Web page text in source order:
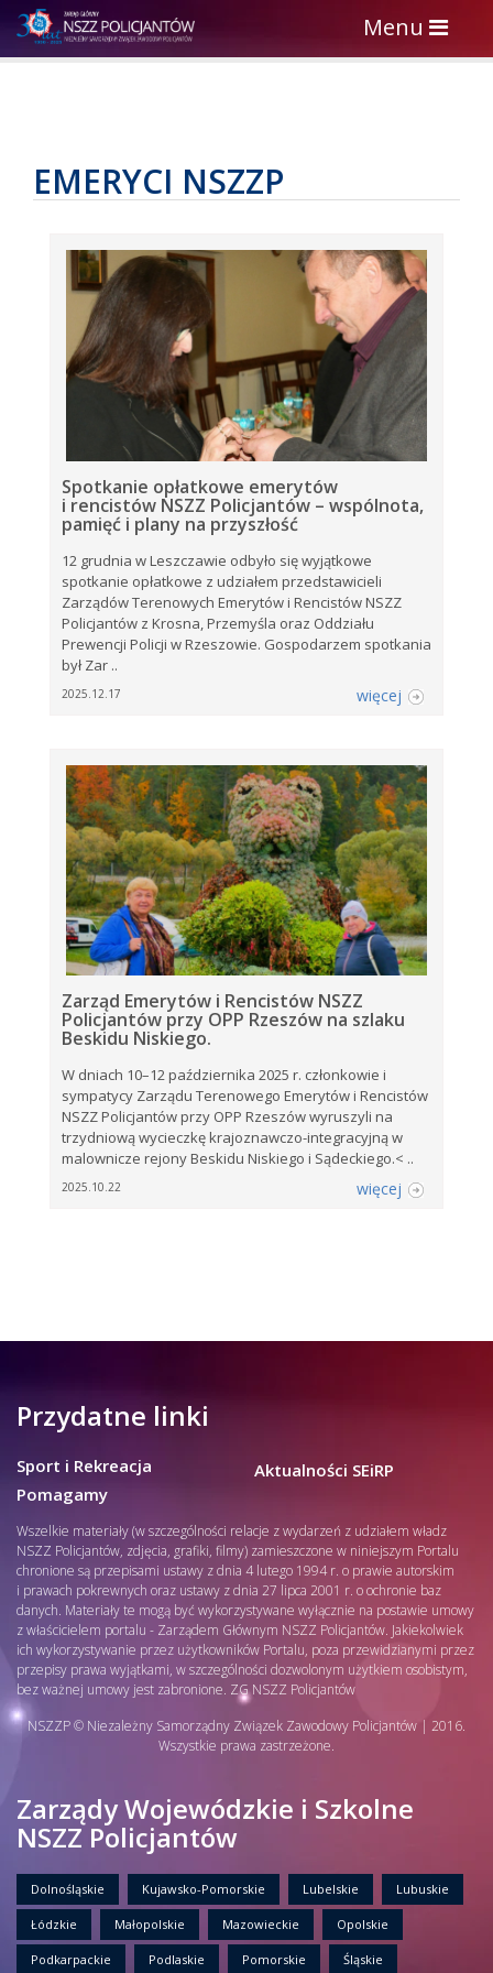
Toggle
navigation
Menu
EMERYCI NSZZP
Spotkanie opłatkowe emerytów
i rencistów NSZZ Policjantów – wspólnota,
pamięć i plany na przyszłość
12 grudnia w Leszczawie odbyło się wyjątkowe
spotkanie opłatkowe z udziałem przedstawicieli
Zarządów Terenowych Emerytów i Rencistów NSZZ
Policjantów z Krosna, Przemyśla oraz Oddziału
Prewencji Policji w Rzeszowie. Gospodarzem spotkania
był Zar ..
2025.12.17 więcej
Zarząd Emerytów i Rencistów NSZZ
Policjantów przy OPP Rzeszów na szlaku
Beskidu Niskiego.
W dniach 10–12 października 2025 r. członkowie i
sympatycy Zarządu Terenowego Emerytów i Rencistów
NSZZ Policjantów przy OPP Rzeszów wyruszyli na
trzydniową wycieczkę krajoznawczo-integracyjną w
malownicze rejony Beskidu Niskiego i Sądeckiego.< ..
2025.10.22 więcej
Przydatne linki
Sport i Rekreacja
Pomagamy
Aktualności SEiRP
Wszelkie materiały (w szczególności relacje z wydarzeń z udziałem władz
NSZZ Policjantów, zdjęcia, grafiki, filmy) zamieszczone w niniejszym Portalu
chronione są przepisami ustawy z dnia 4 lutego 1994 r. o prawie autorskim
i prawach pokrewnych oraz ustawy z dnia 27 lipca 2001 r. o ochronie baz
danych. Materiały te mogą być wykorzystywane wyłącznie na postawie umowy
z właścicielem portalu - Zarządem Głównym NSZZ Policjantów. Jakiekolwiek
ich wykorzystywanie przez użytkowników Portalu, poza przewidzianymi przez
przepisy prawa wyjątkami, w szczególności dozwolonym użytkiem osobistym,
bez ważnej umowy jest zabronione. ZG NSZZ Policjantów
NSZZP © Niezależny Samorządny Związek Zawodowy Policjantów | 2016.
Wszystkie prawa zastrzeżone.
Zarządy Wojewódzkie i Szkolne
NSZZ Policjantów
Dolnośląskie Kujawsko-Pomorskie Lubelskie Lubuskie
Łódzkie Małopolskie Mazowieckie Opolskie
Podkarpackie Podlaskie Pomorskie Śląskie